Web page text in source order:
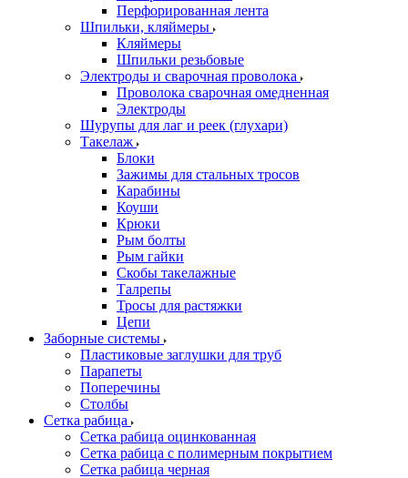
Перфорированная лента
Шпильки, кляймеры
Кляймеры
Шпильки резьбовые
Электроды и сварочная проволока
Проволока сварочная омедненная
Электроды
Шурупы для лаг и реек (глухари)
Такелаж
Блоки
Зажимы для стальных тросов
Карабины
Коуши
Крюки
Рым болты
Рым гайки
Скобы такелажные
Талрепы
Тросы для растяжки
Цепи
Заборные системы
Пластиковые заглушки для труб
Парапеты
Поперечины
Столбы
Сетка рабица
Сетка рабица оцинкованная
Сетка рабица с полимерным покрытием
Сетка рабица черная